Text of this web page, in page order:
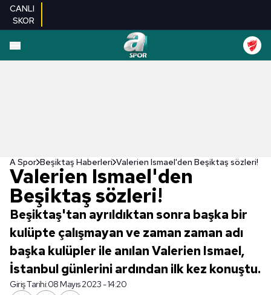
CANLI
SKOR
A Spor Beşiktaş Haberleri Valerien Ismael'den Beşiktaş sözleri!
Valerien Ismael'den
Beşiktaş sözleri!
Beşiktaş'tan ayrıldıktan sonra başka bir
kulüpte çalışmayan ve zaman zaman adı
başka kulüpler ile anılan Valerien Ismael,
İstanbul günlerini ardından ilk kez konuştu.
Giriş Tarihi:08 Mayıs 2023 - 14:20